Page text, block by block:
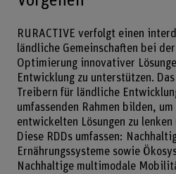
RURACTIVE verfolgt einen
ländliche Gemeinschaften bei
Optimierung innovativer
Entwicklung zu unterstützen.
Treibern für ländliche
umfassenden Rahmen bilden,
entwickelten Lösungen zu
Diese RDDs umfassen:
Ernährungssysteme sowie
Nachhaltige multimodale